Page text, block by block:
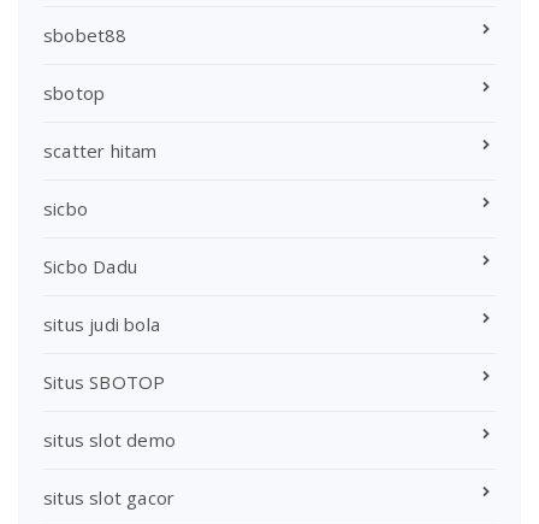
sbobet88
sbotop
scatter hitam
sicbo
Sicbo Dadu
situs judi bola
Situs SBOTOP
situs slot demo
situs slot gacor